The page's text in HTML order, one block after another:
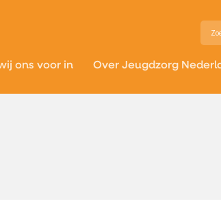
ons voor in Over Jeugdzorg